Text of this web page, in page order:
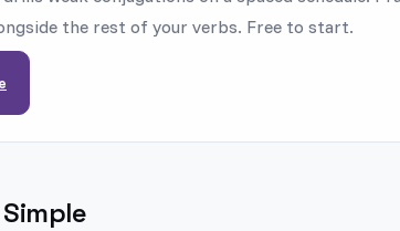
the rest of your verbs. Free to start.